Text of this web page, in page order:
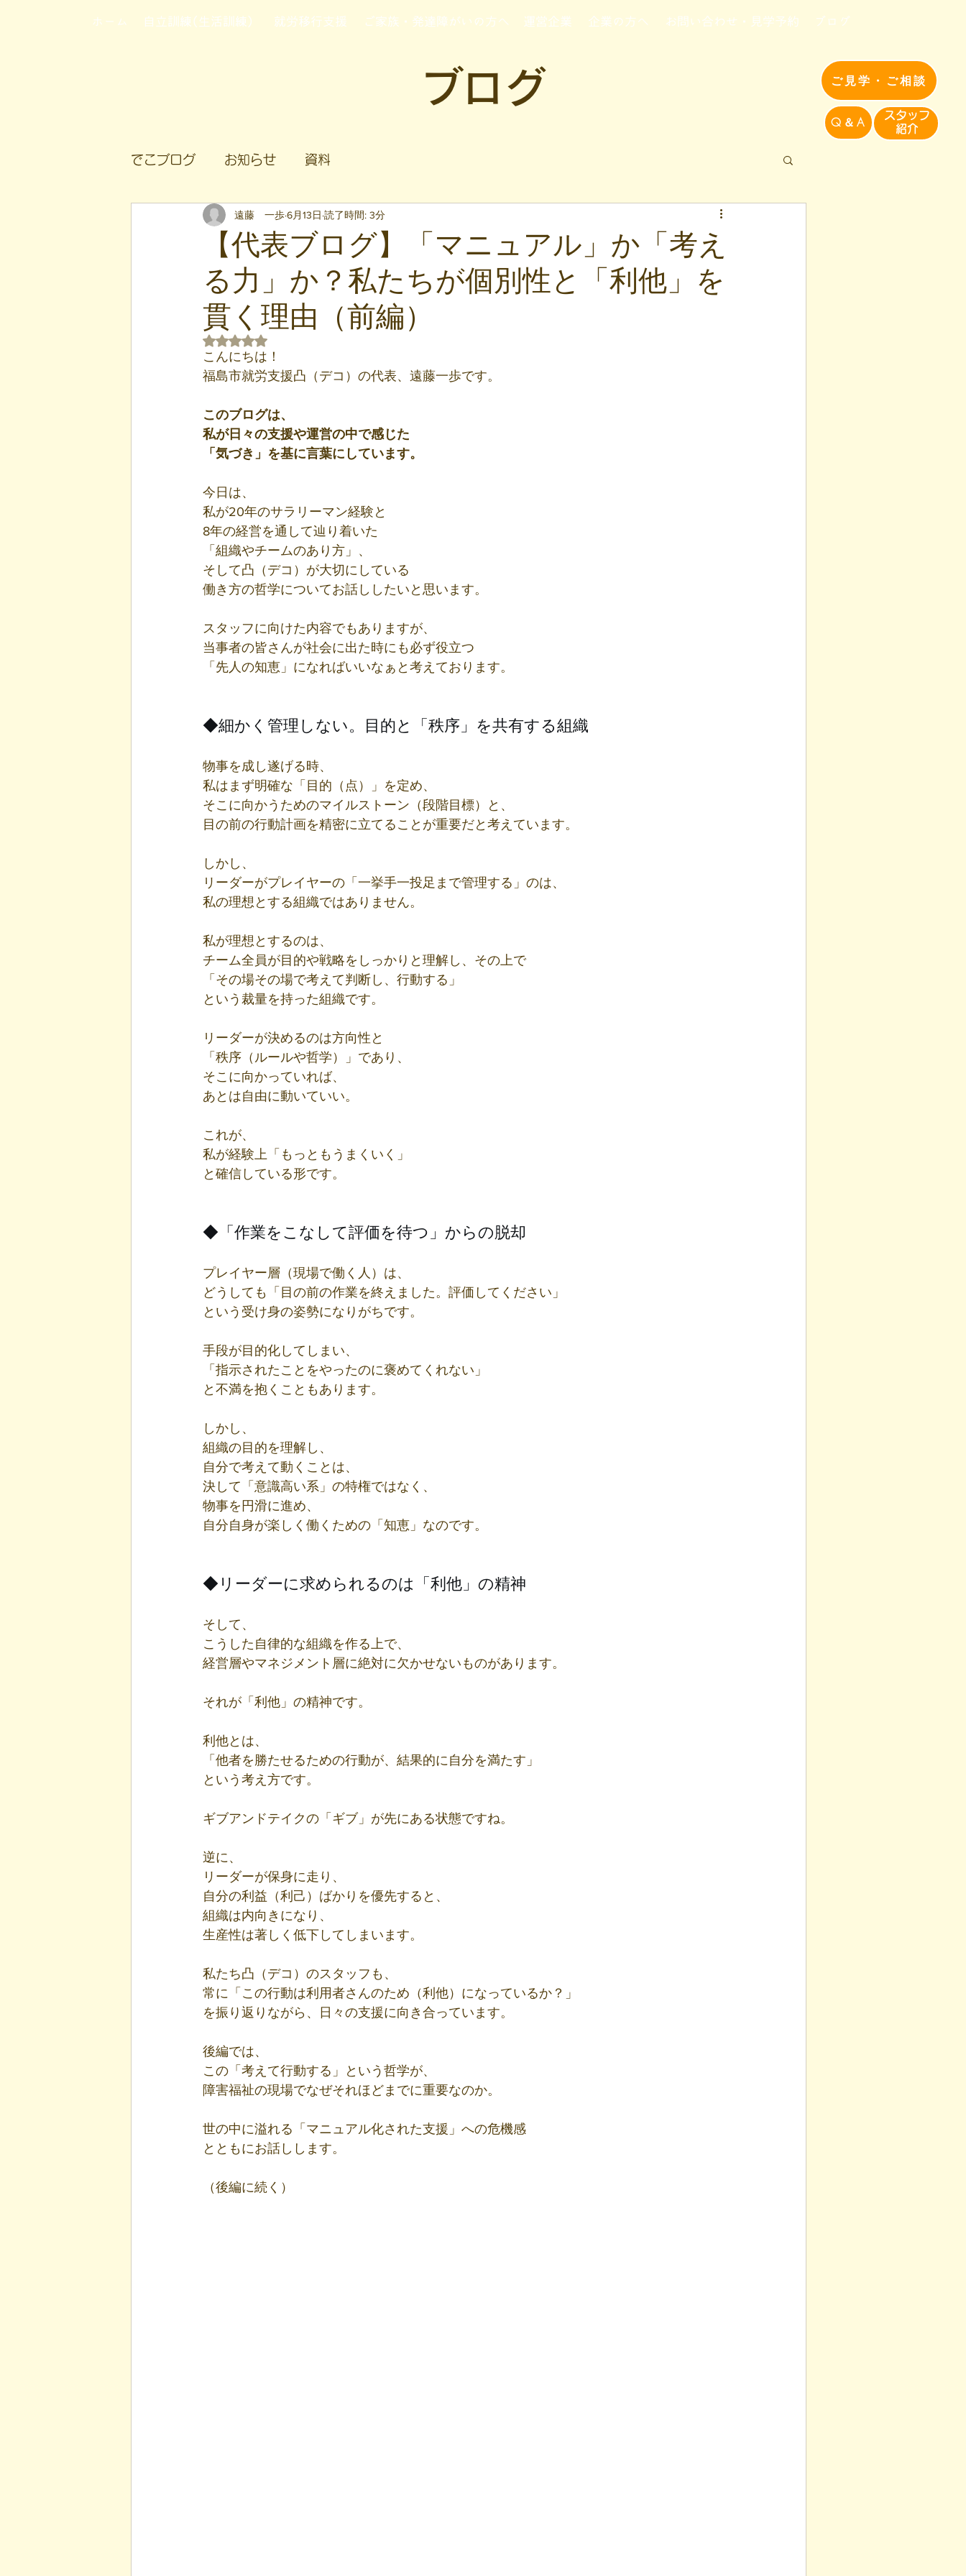
ご見学・ご相談
Q＆A
​スタッフ
紹介​
ホーム 自立訓練(生活訓練) 就労移行支援 ご家族・発達障がいの方へ 運営企業 企業の方へ お問い合わせ・見学予約 ブログ
ブログ
でこブログ お知らせ 資料
【代表ブログ】「マニュアル」か「考え
る力」か？私たちが個別性と「利他」を
貫く理由（前編）
遠藤 一歩6月13日 読了時間: 3分
5つ星のうちNaNと評価されています。
こんにちは！
福島市就労支援凸（デコ）の代表、遠藤一歩です。
このブログは、
私が日々の支援や運営の中で感じた
「気づき」を基に言葉にしています。
今日は、
私が20年のサラリーマン経験と
8年の経営を通して辿り着いた
「組織やチームのあり方」、
そして凸（デコ）が大切にしている
働き方の哲学についてお話ししたいと思います。
スタッフに向けた内容でもありますが、
当事者の皆さんが社会に出た時にも必ず役立つ
「先人の知恵」になればいいなぁと考えております。
◆細かく管理しない。目的と「秩序」を共有する組織
物事を成し遂げる時、
私はまず明確な「目的（点）」を定め、
そこに向かうためのマイルストーン（段階目標）と、
目の前の行動計画を精密に立てることが重要だと考えています。
しかし、
リーダーがプレイヤーの「一挙手一投足まで管理する」のは、
私の理想とする組織ではありません。
私が理想とするのは、
チーム全員が目的や戦略をしっかりと理解し、その上で
「その場その場で考えて判断し、行動する」
という裁量を持った組織です。
リーダーが決めるのは方向性と
「秩序（ルールや哲学）」であり、
そこに向かっていれば、
あとは自由に動いていい。
これが、
私が経験上「もっともうまくいく」
と確信している形です。
◆「作業をこなして評価を待つ」からの脱却
プレイヤー層（現場で働く人）は、
どうしても「目の前の作業を終えました。評価してください」
という受け身の姿勢になりがちです。
手段が目的化してしまい、
「指示されたことをやったのに褒めてくれない」
と不満を抱くこともあります。
しかし、
組織の目的を理解し、
自分で考えて動くことは、
決して「意識高い系」の特権ではなく、
物事を円滑に進め、
自分自身が楽しく働くための「知恵」なのです。
◆リーダーに求められるのは「利他」の精神
そして、
こうした自律的な組織を作る上で、
経営層やマネジメント層に絶対に欠かせないものがあります。
それが「利他」の精神です。
利他とは、
「他者を勝たせるための行動が、結果的に自分を満たす」
という考え方です。
ギブアンドテイクの「ギブ」が先にある状態ですね。
逆に、
リーダーが保身に走り、
自分の利益（利己）ばかりを優先すると、
組織は内向きになり、
生産性は著しく低下してしまいます。
私たち凸（デコ）のスタッフも、
常に「この行動は利用者さんのため（利他）になっているか？」
を振り返りながら、日々の支援に向き合っています。
後編では、
この「考えて行動する」という哲学が、
障害福祉の現場でなぜそれほどまでに重要なのか。
世の中に溢れる「マニュアル化された支援」への危機感
とともにお話しします。
（後編に続く）